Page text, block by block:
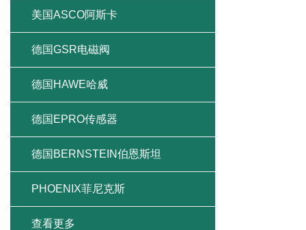
美国ASCO阿斯卡
德国GSR电磁阀
德国HAWE哈威
德国EPRO传感器
德国BERNSTEIN伯恩斯坦
PHOENIX菲尼克斯
查看更多